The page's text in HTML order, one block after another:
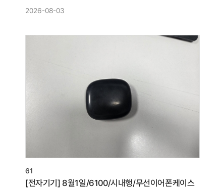
2026-08-03
61
[전자기기] 8월1일/6100/시내행/무선이어폰케이스